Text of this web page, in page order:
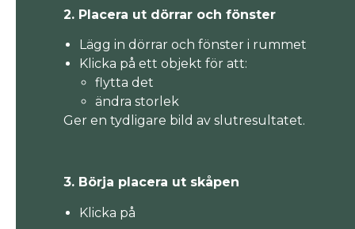
2. Placera ut dörrar och fönster
Lägg in dörrar och fönster i rummet
Klicka på ett objekt för att:
flytta det
ändra storlek
Ger en tydligare bild av slutresultatet.
3. Börja placera ut skåpen
Klicka på